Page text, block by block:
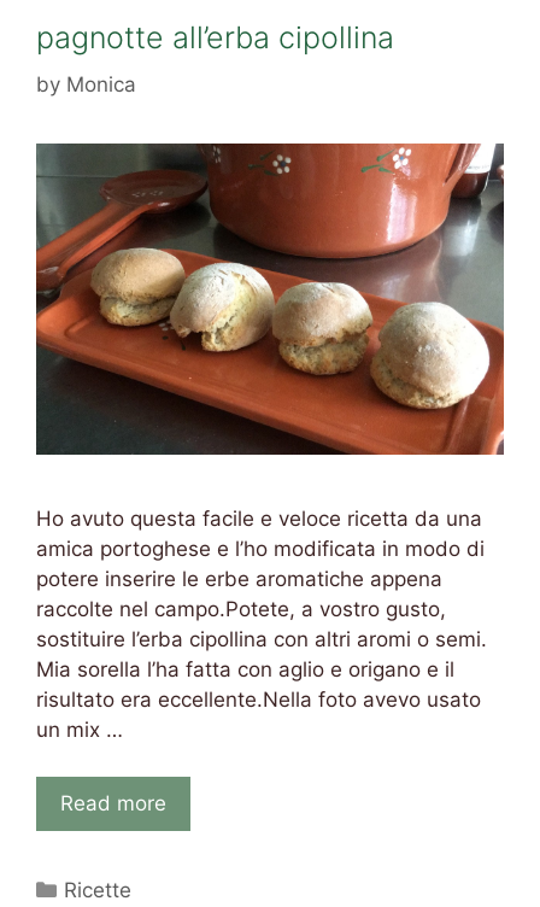
pagnotte all’erba cipollina
by Monica
Ho avuto questa facile e veloce ricetta da una
amica portoghese e l’ho modificata in modo di
potere inserire le erbe aromatiche appena
raccolte nel campo.Potete, a vostro gusto,
sostituire l’erba cipollina con altri aromi o semi.
Mia sorella l’ha fatta con aglio e origano e il
risultato era eccellente.Nella foto avevo usato
un mix …
Read more
Categories
Ricette